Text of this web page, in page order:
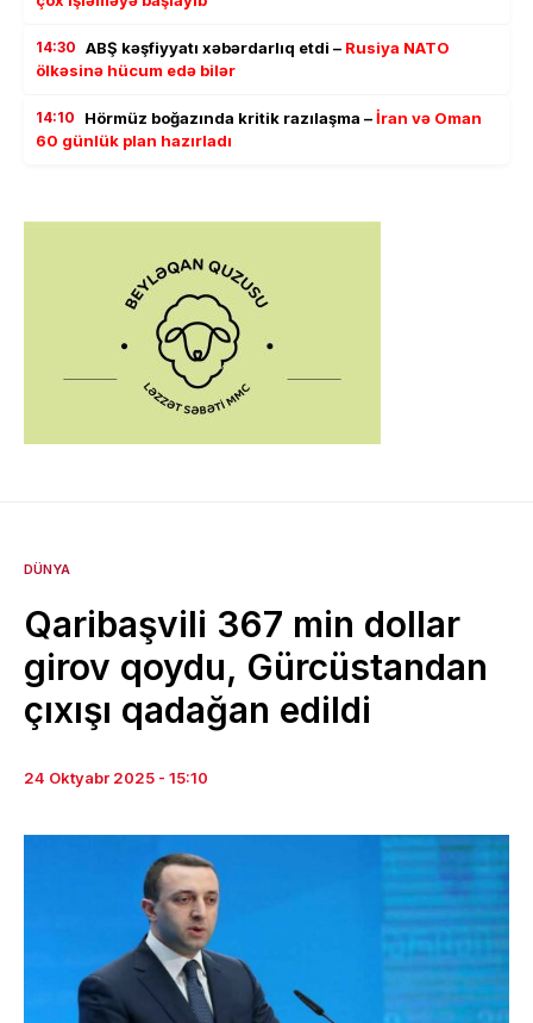
14:30 ABŞ kəşfiyyatı xəbərdarlıq etdi – Rusiya NATO
ölkəsinə hücum edə bilər
14:10 Hörmüz boğazında kritik razılaşma –İran və Oman
60 günlük plan hazırladı
DÜNYA
Qaribaşvili 367 min dollar
girov qoydu, Gürcüstandan
çıxışı qadağan edildi
24 Oktyabr 2025 - 15:10